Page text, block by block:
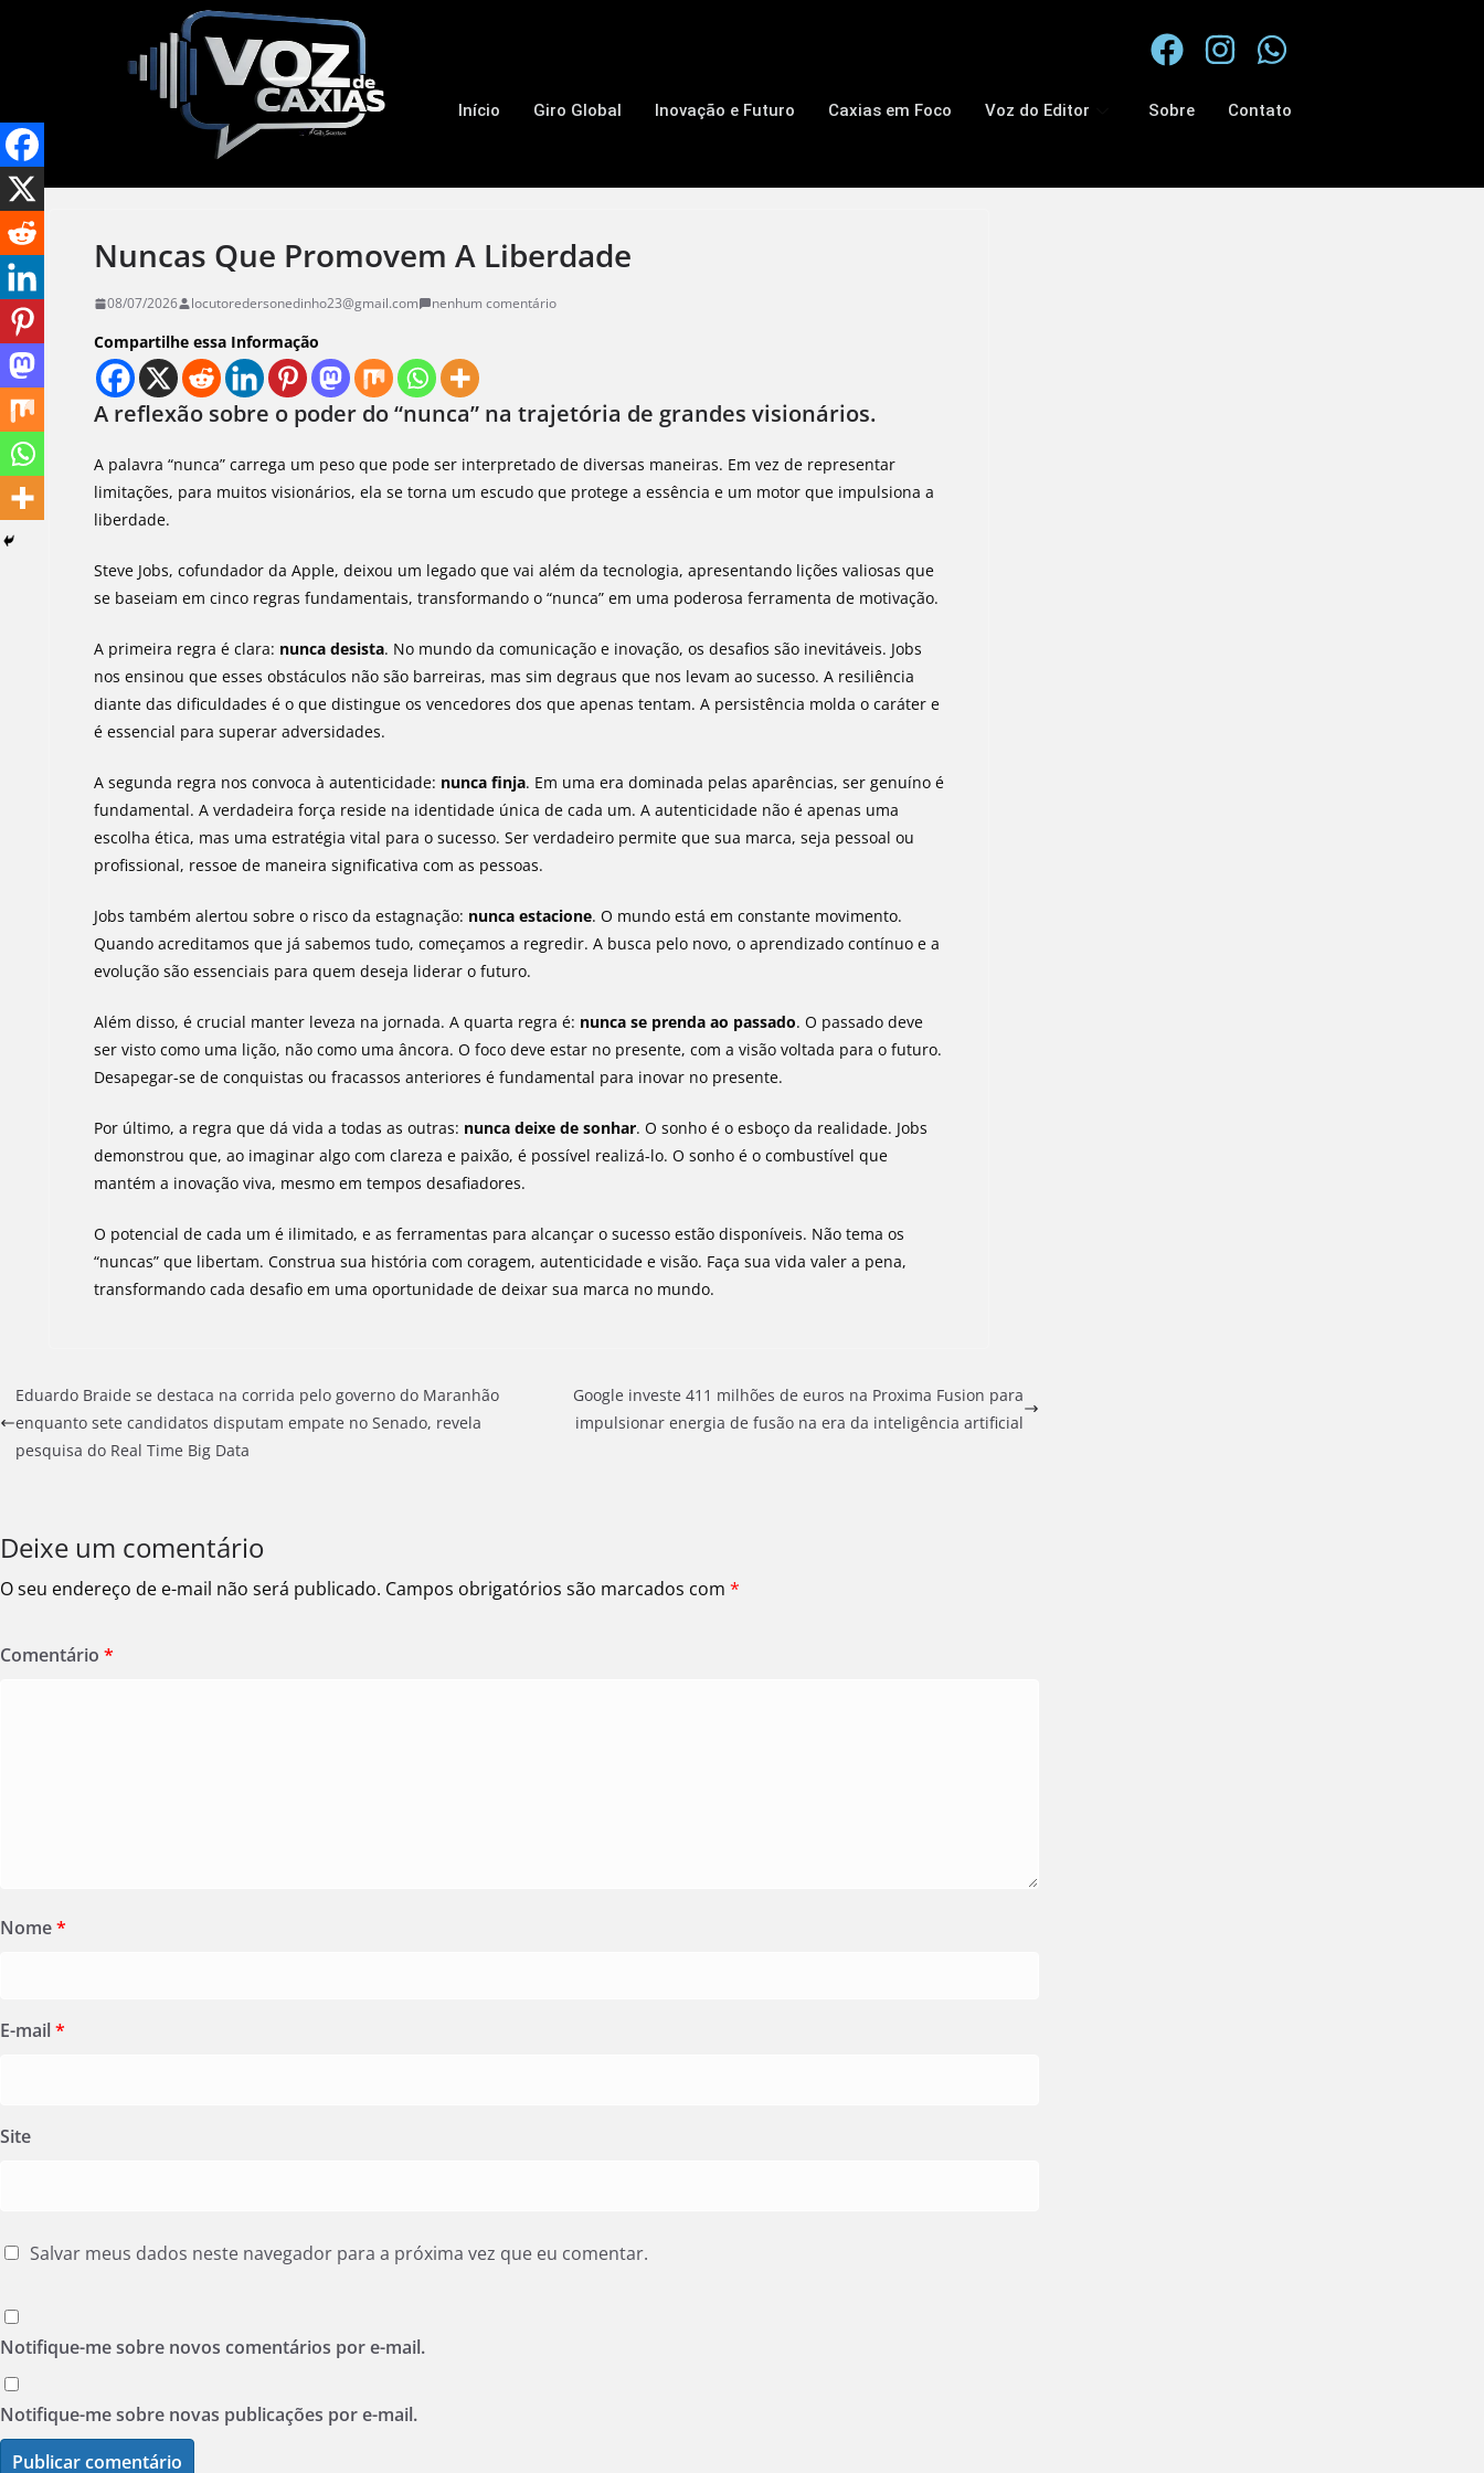
Início Giro Global Inovação e Futuro Caxias em Foco Voz do Editor Sobre Contato
Nuncas Que Promovem A Liberdade
08/07/2026 locutoredersonedinho23@gmail.com nenhum comentário
Compartilhe essa Informação
A reflexão sobre o poder do “nunca” na trajetória de grandes visionários.
A palavra “nunca” carrega um peso que pode ser interpretado de diversas maneiras. Em vez de representar
limitações, para muitos visionários, ela se torna um escudo que protege a essência e um motor que impulsiona a
liberdade.
Steve Jobs, cofundador da Apple, deixou um legado que vai além da tecnologia, apresentando lições valiosas que
se baseiam em cinco regras fundamentais, transformando o “nunca” em uma poderosa ferramenta de motivação.
A primeira regra é clara: nunca desista. No mundo da comunicação e inovação, os desafios são inevitáveis. Jobs
nos ensinou que esses obstáculos não são barreiras, mas sim degraus que nos levam ao sucesso. A resiliência
diante das dificuldades é o que distingue os vencedores dos que apenas tentam. A persistência molda o caráter e
é essencial para superar adversidades.
A segunda regra nos convoca à autenticidade: nunca finja. Em uma era dominada pelas aparências, ser genuíno é
fundamental. A verdadeira força reside na identidade única de cada um. A autenticidade não é apenas uma
escolha ética, mas uma estratégia vital para o sucesso. Ser verdadeiro permite que sua marca, seja pessoal ou
profissional, ressoe de maneira significativa com as pessoas.
Jobs também alertou sobre o risco da estagnação: nunca estacione. O mundo está em constante movimento.
Quando acreditamos que já sabemos tudo, começamos a regredir. A busca pelo novo, o aprendizado contínuo e a
evolução são essenciais para quem deseja liderar o futuro.
Além disso, é crucial manter leveza na jornada. A quarta regra é: nunca se prenda ao passado. O passado deve
ser visto como uma lição, não como uma âncora. O foco deve estar no presente, com a visão voltada para o futuro.
Desapegar-se de conquistas ou fracassos anteriores é fundamental para inovar no presente.
Por último, a regra que dá vida a todas as outras: nunca deixe de sonhar. O sonho é o esboço da realidade. Jobs
demonstrou que, ao imaginar algo com clareza e paixão, é possível realizá-lo. O sonho é o combustível que
mantém a inovação viva, mesmo em tempos desafiadores.
O potencial de cada um é ilimitado, e as ferramentas para alcançar o sucesso estão disponíveis. Não tema os
“nuncas” que libertam. Construa sua história com coragem, autenticidade e visão. Faça sua vida valer a pena,
transformando cada desafio em uma oportunidade de deixar sua marca no mundo.
Eduardo Braide se destaca na corrida pelo governo do Maranhão
enquanto sete candidatos disputam empate no Senado, revela
pesquisa do Real Time Big Data
Google investe 411 milhões de euros na Proxima Fusion para
impulsionar energia de fusão na era da inteligência artificial
Deixe um comentário
O seu endereço de e-mail não será publicado. Campos obrigatórios são marcados com *
Comentário *
Nome*
E-mail*
Site
Salvar meus dados neste navegador para a próxima vez que eu comentar.
Notifique-me sobre novos comentários por e-mail.
Notifique-me sobre novas publicações por e-mail.